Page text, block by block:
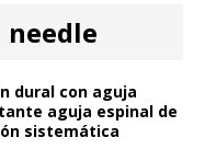
dural con aguja
aguja espinal de
sistemática